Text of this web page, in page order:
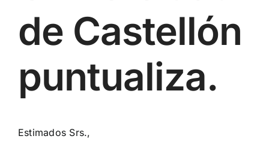
de Castellón
puntualiza.
Estimados Srs.,